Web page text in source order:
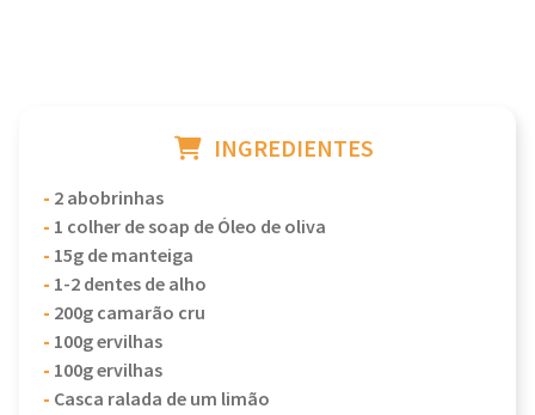
INGREDIENTES
- 2 abobrinhas
- 1 colher de soap de Óleo de oliva
- 15g de manteiga
- 1-2 dentes de alho
- 200g camarão cru
- 100g ervilhas
- 100g ervilhas
- Casca ralada de um limão